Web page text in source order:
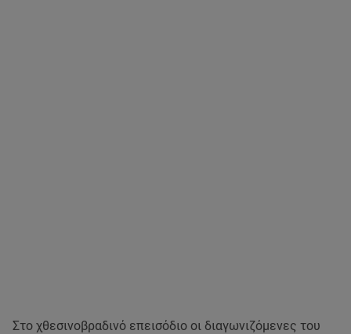
Στο χθεσινοβραδινό επεισόδιο οι διαγωνιζόμενες του